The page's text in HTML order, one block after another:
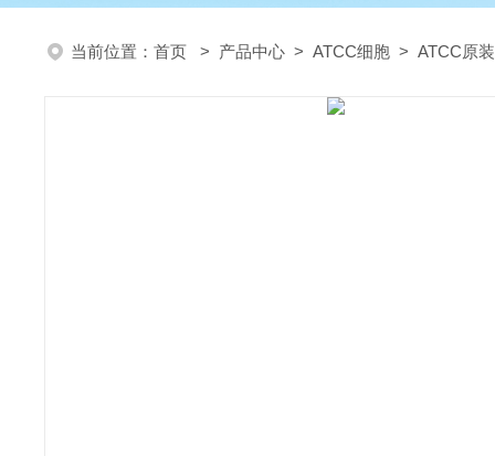
当前位置： 首页 > 产品中心 > ATCC细胞 > ATCC原